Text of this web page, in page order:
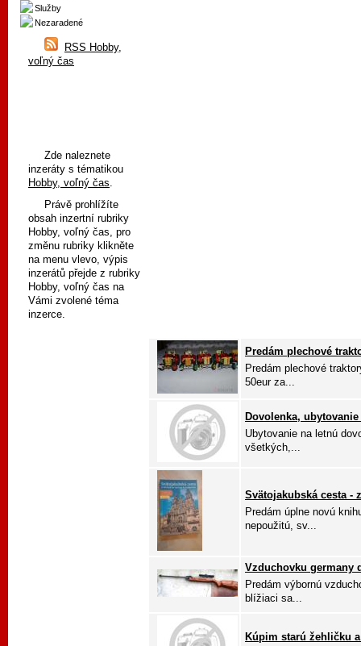
Služby
Nezaradené
RSS Hobby,
voľný čas
Zde naleznete
inzeráty s tématikou
Hobby, voľný čas.
Právě prohlížíte
obsah inzertní rubriky
Hobby, voľný čas, pro
změnu rubriky klikněte
na menu vlevo, výpis
inzerátů přejde z rubriky
Hobby, voľný čas na
Vámi zvolené téma
inzerce.
Predám plechové
Predám plechové
50eur za...
Dovolenka,
Ubytovanie na letnú
všetkých,...
Svätojakubská cesta -
Predám úplne novú
nepoužitú, sv...
Vzduchovku germany
Predám výbornú
blížiaci sa...
Kúpim starú žehličku